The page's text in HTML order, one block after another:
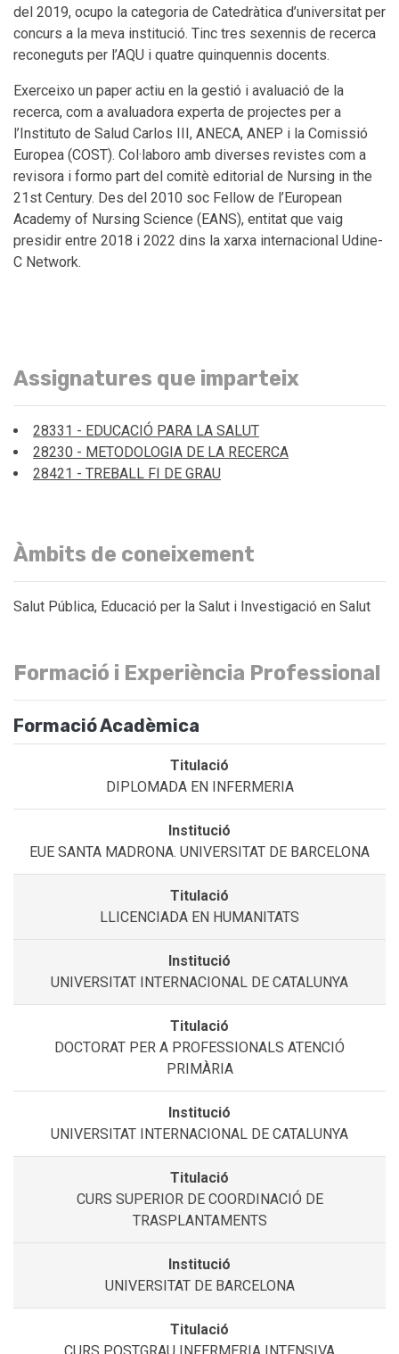
del 2019, ocupo la categoria de Catedràtica d’universitat per
concurs a la meva institució. Tinc tres sexennis de recerca
reconeguts per l’AQU i quatre quinquennis docents.
Exerceixo un paper actiu en la gestió i avaluació de la
recerca, com a avaluadora experta de projectes per a
l’Instituto de Salud Carlos III, ANECA, ANEP i la Comissió
Europea (COST). Col·laboro amb diverses revistes com a
revisora i formo part del comitè editorial de Nursing in the
21st Century. Des del 2010 soc Fellow de l’European
Academy of Nursing Science (EANS), entitat que vaig
presidir entre 2018 i 2022 dins la xarxa internacional Udine-
C Network.
Assignatures que imparteix
28331 - EDUCACIÓ PARA LA SALUT
28230 - METODOLOGIA DE LA RECERCA
28421 - TREBALL FI DE GRAU
Àmbits de coneixement
Salut Pública, Educació per la Salut i Investigació en Salut
Formació i Experiència Professional
Formació Acadèmica
DIPLOMADA EN INFERMERIA
EUE SANTA MADRONA. UNIVERSITAT DE BARCELONA
LLICENCIADA EN HUMANITATS
UNIVERSITAT INTERNACIONAL DE CATALUNYA
DOCTORAT PER A PROFESSIONALS ATENCIÓ
PRIMÀRIA
UNIVERSITAT INTERNACIONAL DE CATALUNYA
CURS SUPERIOR DE COORDINACIÓ DE
TRASPLANTAMENTS
UNIVERSITAT DE BARCELONA